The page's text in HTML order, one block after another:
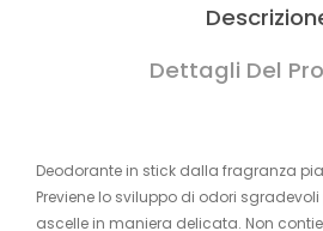
Dettagli Del
Deodorante in stick dalla fragranza
Previene lo sviluppo di odori
ascelle in maniera delicata. Non